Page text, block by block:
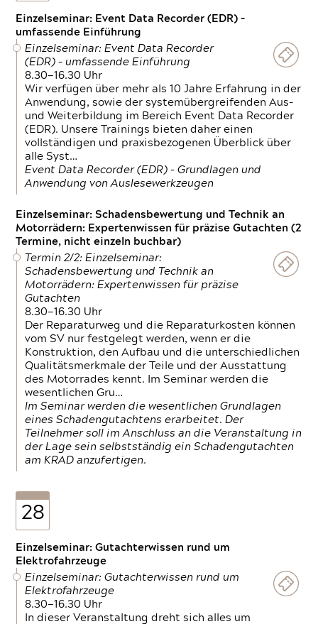
Einzelseminar: Event Data Recorder (EDR) –
umfassende Einführung
Einzelseminar: Event Data Recorder
(EDR) – umfassende Einführung
8.30—16.30 Uhr
Wir verfügen über mehr als 10 Jahre Erfahrung in der
Anwendung, sowie der systemübergreifenden Aus-
und Weiterbildung im Bereich Event Data Recorder
(EDR). Unsere Trainings bieten daher einen
vollständigen und praxisbezogenen Überblick über
alle Syst…
Event Data Recorder (EDR) – Grundlagen und
Anwendung von Auslesewerkzeugen
Einzelseminar: Schadensbewertung und Technik an
Motorrädern: Expertenwissen für präzise Gutachten (2
Termine, nicht einzeln buchbar)
Termin 2/2: Einzelseminar:
Schadensbewertung und Technik an
Motorrädern: Expertenwissen für präzise
Gutachten
8.30—16.30 Uhr
Der Reparaturweg und die Reparaturkosten können
vom SV nur festgelegt werden, wenn er die
Konstruktion, den Aufbau und die unterschiedlichen
Qualitätsmerkmale der Teile und der Ausstattung
des Motorrades kennt. Im Seminar werden die
wesentlichen Gru…
Im Seminar werden die wesentlichen Grundlagen
eines Schadengutachtens erarbeitet. Der
Teilnehmer soll im Anschluss an die Veranstaltung in
der Lage sein selbstständig ein Schadengutachten
am KRAD anzufertigen.
28
Einzelseminar: Gutachterwissen rund um
Elektrofahrzeuge
Einzelseminar: Gutachterwissen rund um
Elektrofahrzeuge
8.30—16.30 Uhr
In dieser Veranstaltung dreht sich alles um